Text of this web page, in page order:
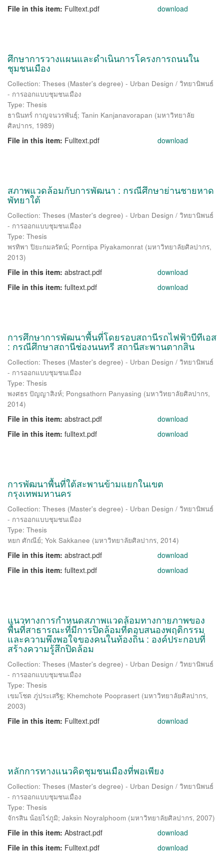
File in this item: Fulltext.pdf download
ศึกษาการวางแผนและดำเนินการโครงการถนนใน
ชุมชนเมือง
Collection: Theses (Master's degree) - Urban Design / วิทยานิพนธ์
- การออกแบบชุมชนเมือง
Type: Thesis
ธานินทร์ กาญจนวรพันธุ์; Tanin Kanjanavorapan (มหาวิทยาลัย
ศิลปากร, 1989)
File in this item: Fulltext.pdf download
สภาพแวดล้อมกับการพัฒนา : กรณีศึกษาย่านชายหาด
พัทยาใต้
Collection: Theses (Master's degree) - Urban Design / วิทยานิพนธ์
- การออกแบบชุมชนเมือง
Type: Thesis
พรทิพา ปิยะกมลรัตน์; Porntipa Piyakamonrat (มหาวิทยาลัยศิลปากร,
2013)
File in this item: abstract.pdf
download
File in this item: fulltext.pdf download
การศึกษาการพัฒนาพื้นที่โดยรอบสถานีรถไฟฟ้าบีทีเอส
: กรณีศึกษาสถานีช่องนนทรี สถานีสะพานตากสิน
Collection: Theses (Master's degree) - Urban Design / วิทยานิพนธ์
- การออกแบบชุมชนเมือง
Type: Thesis
พงศธร ปัญญาสิงห์; Pongsathorn Panyasing (มหาวิทยาลัยศิลปากร,
2014)
File in this item: abstract.pdf
download
File in this item: fulltext.pdf download
การพัฒนาพื้นที่ใต้สะพานข้ามแยกในเขต
กรุงเทพมหานคร
Collection: Theses (Master's degree) - Urban Design / วิทยานิพนธ์
- การออกแบบชุมชนเมือง
Type: Thesis
หยก ศักณีย์; Yok Sakkanee (มหาวิทยาลัยศิลปากร, 2014)
File in this item: abstract.pdf
download
File in this item: fulltext.pdf download
แนวทางการกำหนดสภาพแวดล้อมทางกายภาพของ
พื้นที่สาธารณะที่มีการปิดล้อมที่ตอบสนองพฤติกรรม
และความพึงพอใจของคนในท้องถิ่น : องค์ประกอบที่
สร้างความรู้สึกปิดล้อม
Collection: Theses (Master's degree) - Urban Design / วิทยานิพนธ์
- การออกแบบชุมชนเมือง
Type: Thesis
เขมโชต ภู่ประเสริฐ; Khemchote Pooprasert (มหาวิทยาลัยศิลปากร,
2003)
File in this item: Fulltext.pdf download
หลักการทางแนวคิดชุมชนเมืองที่พอเพียง
Collection: Theses (Master's degree) - Urban Design / วิทยานิพนธ์
- การออกแบบชุมชนเมือง
Type: Thesis
จักรสิน น้อยไร่ภูมิ; Jaksin Noyralphoom (มหาวิทยาลัยศิลปากร, 2007)
File in this item: Abstract.pdf
download
File in this item: Fulltext.pdf download